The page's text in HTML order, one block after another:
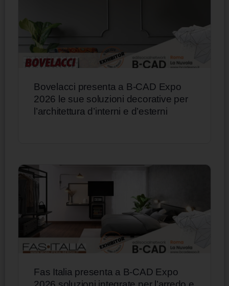
Bovelacci presenta a B-CAD Expo
2026 le sue soluzioni decorative per
l’architettura d’interni e d’esterni
Fas Italia presenta a B-CAD Expo